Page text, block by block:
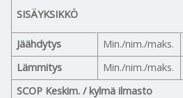
SISÄYKSIKKÖ
Jäähdytys
Min./nim./maks.
Lämmitys
Min./nim./maks.
SCOP Keskim. / kylmä ilmasto